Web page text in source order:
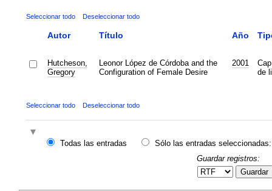
Seleccionar todo Deseleccionar todo
Autor Título Año
Hutcheson,
Gregory
Leonor López de Córdoba and the
Configuration of Female Desire
2001
de
Seleccionar todo Deseleccionar todo
Todas las entradas
Sólo las entradas seleccionadas:
Guardar registros:
Guardar